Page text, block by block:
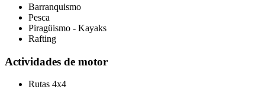
Barranquismo
Pesca
Piragüismo - Kayaks
Rafting
Actividades de motor
Rutas 4x4